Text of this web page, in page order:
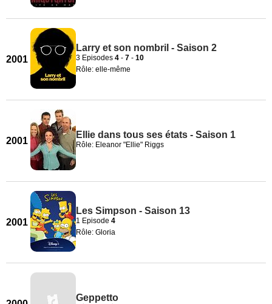
2001
Larry et son nombril - Saison 2
3 Episodes 4 - 7 - 10
Rôle: elle-même
2001
Ellie dans tous ses états - Saison 1
Rôle: Eleanor "Ellie" Riggs
2001
Les Simpson - Saison 13
1 Episode 4
Rôle: Gloria
Geppetto